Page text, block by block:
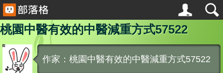
桃園中醫有效的中醫減重方式57522
作家：桃園中醫有效的中醫減重方式57522